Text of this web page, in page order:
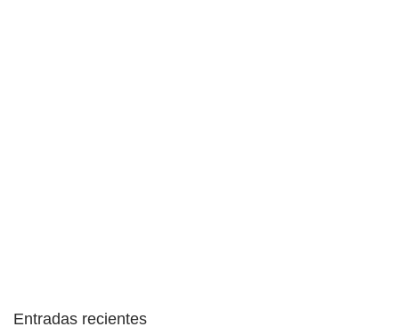
Entradas recientes